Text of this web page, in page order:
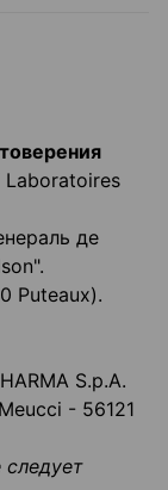
де
Puteaux).
S.p.A.
- 56121